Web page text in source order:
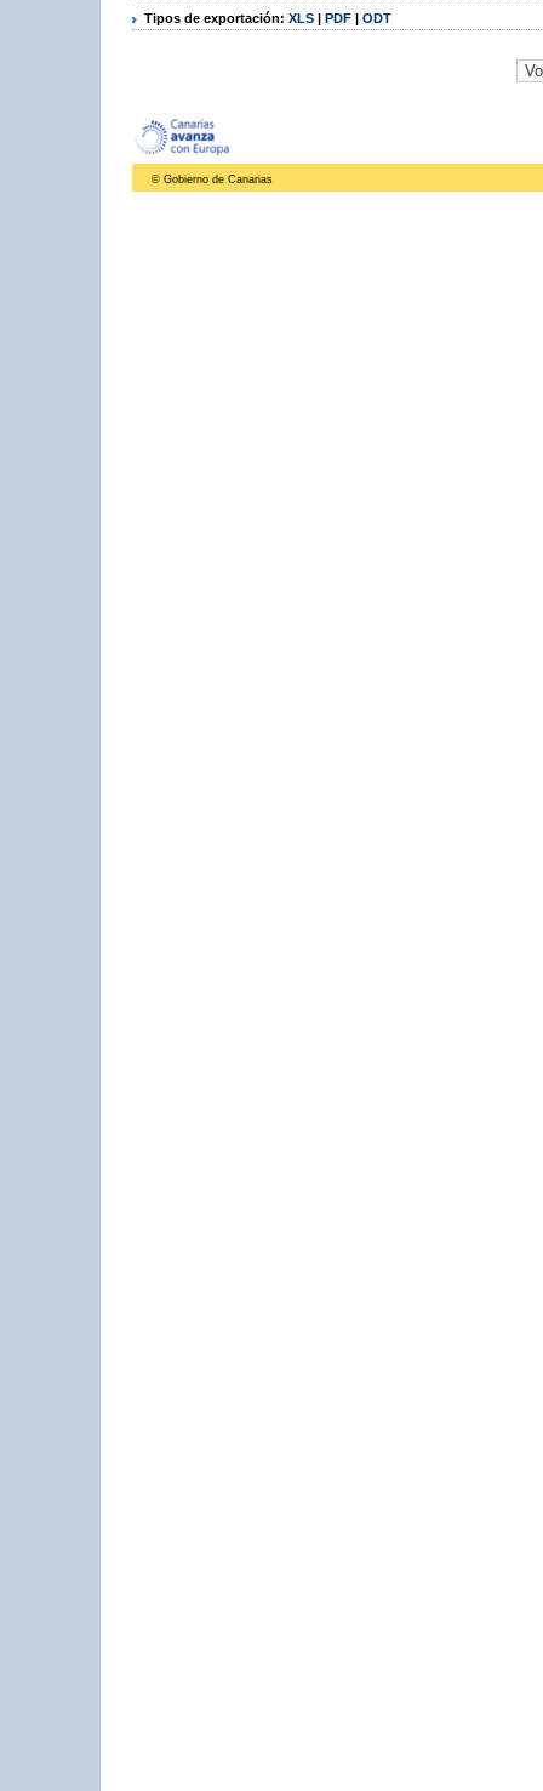
Tipos de exportación: XLS | PDF | ODT
© Gobierno de Canarias